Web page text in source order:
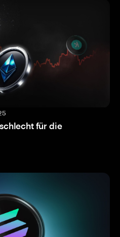
für die